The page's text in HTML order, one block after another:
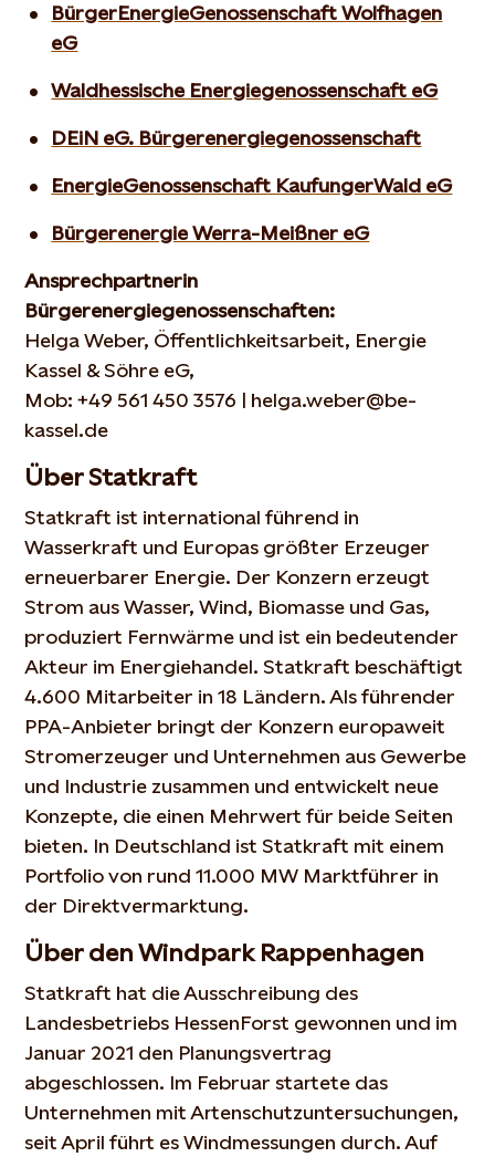
BürgerEnergieGenossenschaft Wolfhagen
eG
Waldhessische Energiegenossenschaft eG
DEiN eG. Bürgerenergiegenossenschaft
EnergieGenossenschaft KaufungerWald eG
Bürgerenergie Werra-Meißner eG
Ansprechpartnerin
Bürgerenergiegenossenschaften:
Helga Weber, Öffentlichkeitsarbeit, Energie
Kassel & Söhre eG,
Mob: +49 561 450 3576 | helga.weber@be-
kassel.de
Über Statkraft
Statkraft ist international führend in
Wasserkraft und Europas größter Erzeuger
erneuerbarer Energie. Der Konzern erzeugt
Strom aus Wasser, Wind, Biomasse und Gas,
produziert Fernwärme und ist ein bedeutender
Akteur im Energiehandel. Statkraft beschäftigt
4.600 Mitarbeiter in 18 Ländern. Als führender
PPA-Anbieter bringt der Konzern europaweit
Stromerzeuger und Unternehmen aus Gewerbe
und Industrie zusammen und entwickelt neue
Konzepte, die einen Mehrwert für beide Seiten
bieten. In Deutschland ist Statkraft mit einem
Portfolio von rund 11.000 MW Marktführer in
der Direktvermarktung.
Über den Windpark Rappenhagen
Statkraft hat die Ausschreibung des
Landesbetriebs HessenForst gewonnen und im
Januar 2021 den Planungsvertrag
abgeschlossen. Im Februar startete das
Unternehmen mit Artenschutzuntersuchungen,
seit April führt es Windmessungen durch. Auf